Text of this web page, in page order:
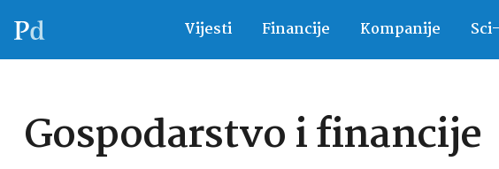
Vijesti Financije Kompanije
Gospodarstvo i financije